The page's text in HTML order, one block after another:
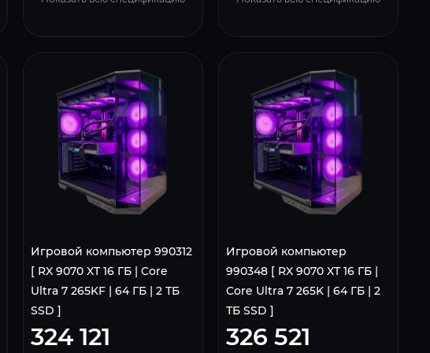
Игровой компьютер 990312
[ RX 9070 XT 16 ГБ | Core
Ultra 7 265KF | 64 ГБ | 2 ТБ
SSD ]
324 121
Игровой компьютер
990348 [ RX 9070 XT 16 ГБ |
Core Ultra 7 265K | 64 ГБ | 2
ТБ SSD ]
326 521